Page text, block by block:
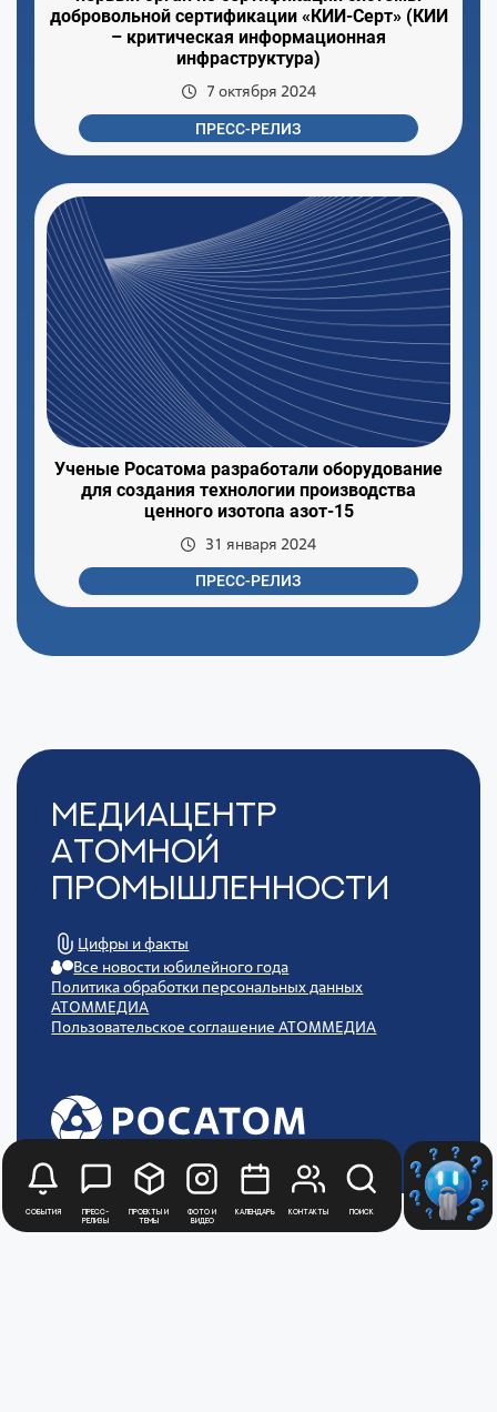
События
Пресс-
релизы
Проекты и
темы
Фото и
видео
Календарь Контакты Поиск
добровольной сертификации «КИИ-Серт» (КИИ
– критическая информационная
инфраструктура)
7 октября 2024
ПРЕСС-РЕЛИЗ
Ученые Росатома разработали оборудование
для создания технологии производства
ценного изотопа азот-15
31 января 2024
ПРЕСС-РЕЛИЗ
Медиацентр
Атомной
Промышленности
Цифры и факты
Все новости юбилейного года
Политика обработки персональных данных
АТОММЕДИА
Пользовательское соглашение АТОММЕДИА